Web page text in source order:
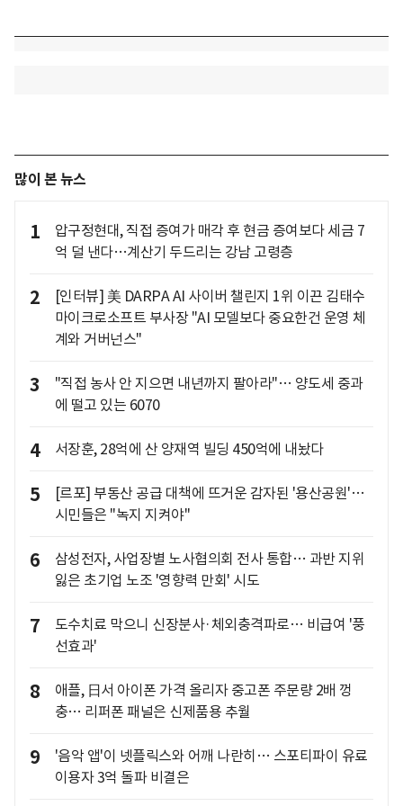
많이 본 뉴스
1
압구정현대, 직접 증여가 매각 후 현금 증여보다 세금 7
억 덜 낸다…계산기 두드리는 강남 고령층
2
[인터뷰] 美 DARPA AI 사이버 챌린지 1위 이끈 김태수
마이크로소프트 부사장 "AI 모델보다 중요한건 운영 체
계와 거버넌스"
3
"직접 농사 안 지으면 내년까지 팔아라"… 양도세 중과
에 떨고 있는 6070
4 서장훈, 28억에 산 양재역 빌딩 450억에 내놨다
5
[르포] 부동산 공급 대책에 뜨거운 감자된 '용산공원'…
시민들은 "녹지 지켜야"
6
삼성전자, 사업장별 노사협의회 전사 통합… 과반 지위
잃은 초기업 노조 '영향력 만회' 시도
7
도수치료 막으니 신장분사·체외충격파로… 비급여 '풍
선효과'
8
애플, 日서 아이폰 가격 올리자 중고폰 주문량 2배 껑
충… 리퍼폰 패널은 신제품용 추월
9
'음악 앱'이 넷플릭스와 어깨 나란히… 스포티파이 유료
이용자 3억 돌파 비결은